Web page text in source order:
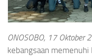
ONOSOBO, 17 Oktober
kebangsaan memenuhi